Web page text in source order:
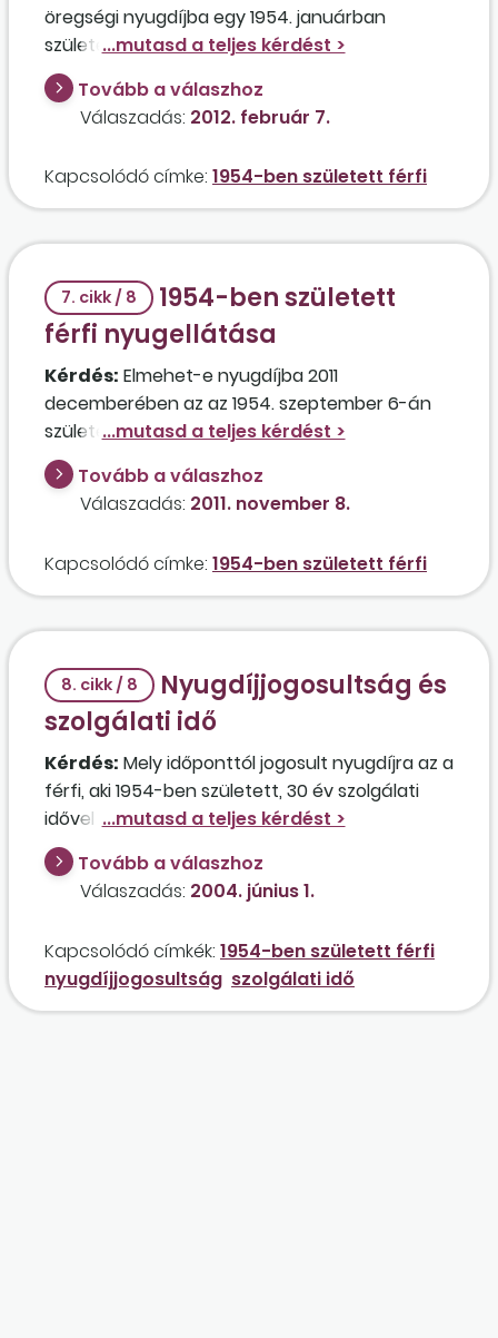
öregségi nyugdíjba egy 1954. januárban
született férfi, akinek 2011. év végén 39 év 102
nap tényleges szolgálati ideje volt, és van még
3 év elismert korkedvezménye? Jogosult lesz-e
2012. január 1-jétől korhatár előtti ellátásra,
Tovább a válaszhoz
Válaszadás: 2012. február 7.
Kapcsolódó címke: 1954-ben született férfi
7. cikk / 8
1954-ben született
férfi nyugellátása
Kérdés: Elmehet-e nyugdíjba 2011
decemberében az az 1954. szeptember 6-án
született férfi, akinek 2006. július 1-jéig 33 év
igazolt szolgálati ideje volt, amelyből 18 év 8
hónapot korkedvezményes munkakörben
töltött? 2006. július 1-jétől jelenleg is ugyanazon
korkedvezményes munkakörben, tehát
decemberre 38 év és 6 hónap ledolgozott
munkaviszonya és 3 év korkedvezménye, azaz
kellene fizetnie a munkáltatónak a nyugdíjat?
Tovább a válaszhoz
Válaszadás: 2011. november 8.
Kapcsolódó címke: 1954-ben született férfi
8. cikk / 8
Nyugdíjjogosultság és
szolgálati idő
Kérdés: Mely időponttól jogosult nyugdíjra az a
férfi, aki 1954-ben született, 30 év szolgálati
idővel és 3 év korkedvezménnyel rendelkezik, és
több szolgálati időt – előreláthatólag – nem
tud szerezni?
Tovább a válaszhoz
Válaszadás: 2004. június 1.
Kapcsolódó címkék: 1954-ben született férfi
nyugdíjjogosultság szolgálati idő